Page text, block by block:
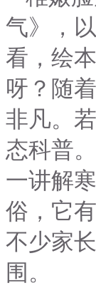
气》，
看，绘
呀？随
非凡。
态科普
一讲解
俗，它
不少家
围。